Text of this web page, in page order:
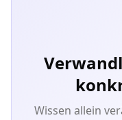
Wissen allein